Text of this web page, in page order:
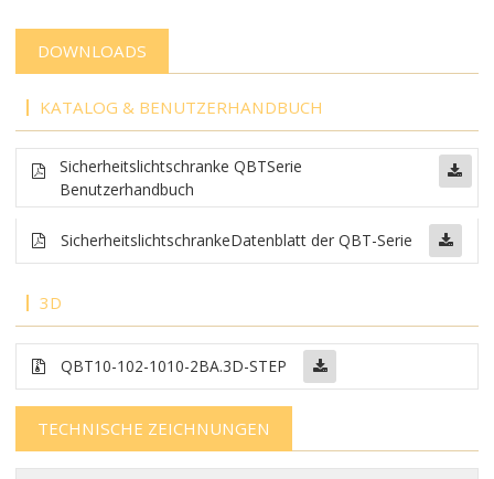
DOWNLOADS
KATALOG & BENUTZERHANDBUCH
Sicherheitslichtschranke QBTSerie
Benutzerhandbuch
SicherheitslichtschrankeDatenblatt der QBT-Serie
3D
QBT10-102-1010-2BA.3D-STEP
TECHNISCHE ZEICHNUNGEN